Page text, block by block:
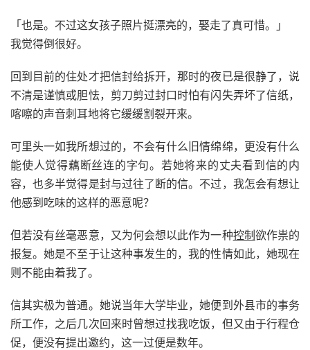
「也是。不过这女孩子照片挺漂亮的，娶走了真可惜。」
我觉得倒很好。
回到目前的住处才把信封给拆开，那时的夜已是很静了，说
不清是谨慎或胆怯，剪刀剪过封口时怕有闪失弄坏了信纸，
喀嚓的声音刺耳地将它缓缓割裂开来。
可里头一如我所想过的，不会有什么旧情绵绵，更没有什么
能使人觉得藕断丝连的字句。若她将来的丈夫看到信的内
容，也多半觉得是封与过往了断的信。不过，我怎会有想让
他感到吃味的这样的恶意呢？
但若没有丝毫恶意，又为何会想以此作为一种控制欲作祟的
报复。她是不至于让这种事发生的，我的性情如此，她现在
则不能由着我了。
信其实极为普通。她说当年大学毕业，她便到外县市的事务
所工作，之后几次回来时曾想过找我吃饭，但又由于行程仓
促，便没有提出邀约，这一过便是数年。